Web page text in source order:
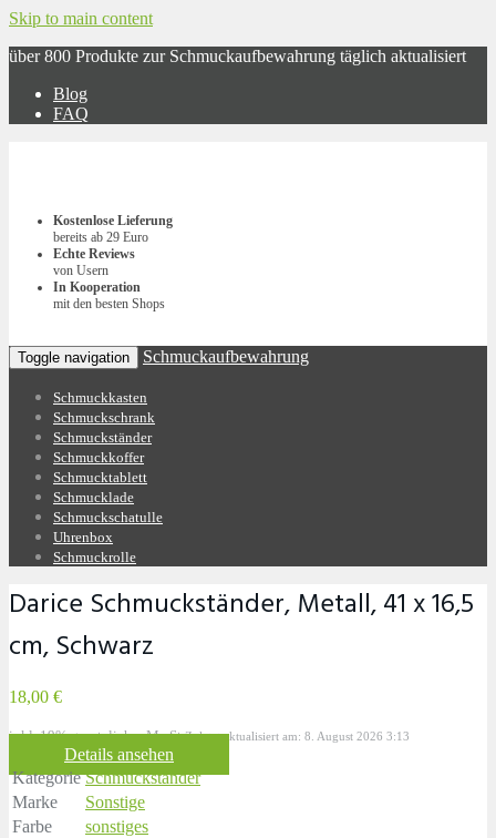
Skip to main content
über 800 Produkte zur Schmuckaufbewahrung täglich aktualisiert
Blog
FAQ
Kostenlose Lieferung
bereits ab 29 Euro
Echte Reviews
von Usern
In Kooperation
mit den besten Shops
Toggle navigation Schmuckaufbewahrung
Schmuckkasten
Schmuckschrank
Schmuckständer
Schmuckkoffer
Schmucktablett
Schmucklade
Schmuckschatulle
Uhrenbox
Schmuckrolle
Darice Schmuckständer, Metall, 41 x 16,5
cm, Schwarz
18,00 €
inkl. 19% gesetzlicher MwSt.Zuletzt aktualisiert am: 8. August 2026 3:13
Details ansehen
Kategorie Schmuckständer
Marke
Sonstige
Farbe
sonstiges